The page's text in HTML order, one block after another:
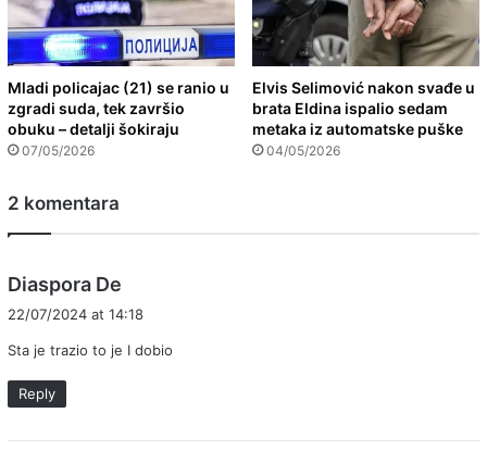
Mladi policajac (21) se ranio u
zgradi suda, tek završio
obuku – detalji šokiraju
07/05/2026
Elvis Selimović nakon svađe u
brata Eldina ispalio sedam
metaka iz automatske puške
04/05/2026
2 komentara
Diaspora De
s
22/07/2024 at 14:18
Sta je trazio to je I dobio
Reply